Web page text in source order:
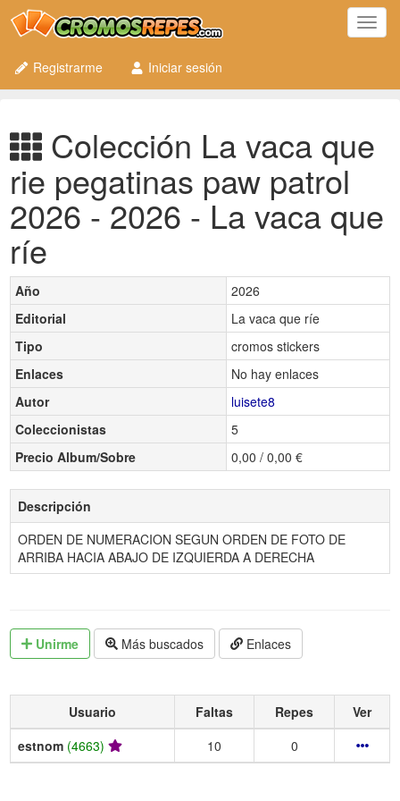
Registrarme
Iniciar sesión
Colección La vaca que
rie pegatinas paw patrol
2026 - 2026 - La vaca que
ríe
Año
2026
Editorial
La vaca que ríe
Tipo
cromos stickers
Enlaces
No hay enlaces
Autor
luisete8
Coleccionistas
5
Precio Album/Sobre
0,00 / 0,00 €
Descripción
ORDEN DE NUMERACION SEGUN ORDEN DE FOTO DE
ARRIBA HACIA ABAJO DE IZQUIERDA A DERECHA
Unirme Más buscados Enlaces
Usuario Faltas Repes
Ver
estnom (4663) 10 0